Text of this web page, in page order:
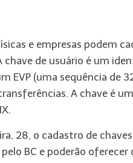
e empresas podem
chave de usuário é um
EVP (uma sequência
A chave é
28, o cadastro de
BC e poderão oferecer